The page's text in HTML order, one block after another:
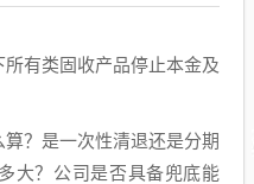
有类固收产品停止本金及
？是一次性清退还是分期
大？公司是否具备兜底能